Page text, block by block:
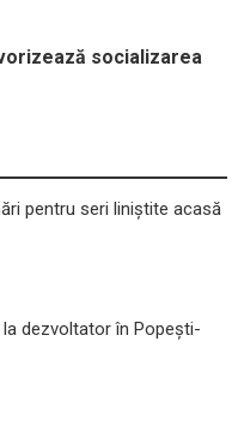
socializarea
pentru seri liniștite acasă
dezvoltator în Popești-